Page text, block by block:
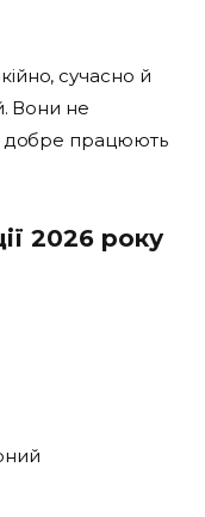
сучасно й
Вони не
добре працюють
2026 року